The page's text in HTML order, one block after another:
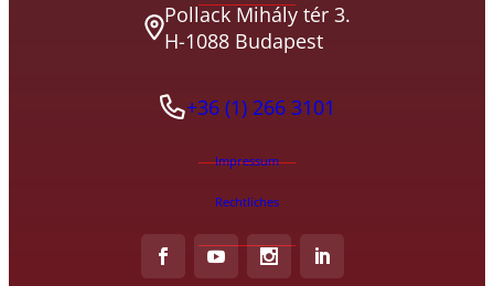
Pollack Mihály tér 3.
H-1088 Budapest
+36 (1) 266 3101
Impressum
Rechtliches